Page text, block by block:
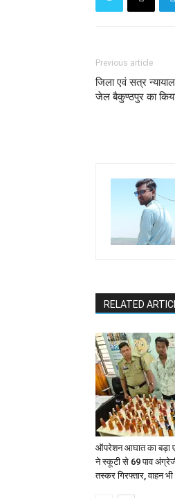
Previous article
जिला एवं सत्र
जेल बैकुण्ठपुर का
RELATED
ऑपरेशन आघात का बड़ा
ने स्कूटी से 69 पाव
तस्कर गिरफ्तार, वाहन